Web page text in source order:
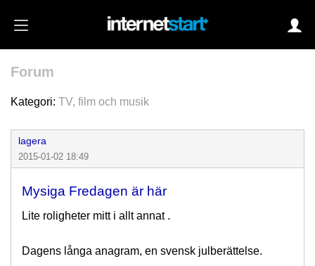
• Glömt lösenord?
Forum
Kategori: TV, film och musik
lagera
2015-01-02 18:49
Mysiga Fredagen är här
Lite roligheter mitt i allt annat .
Dagens långa anagram, en svensk julberättelse.